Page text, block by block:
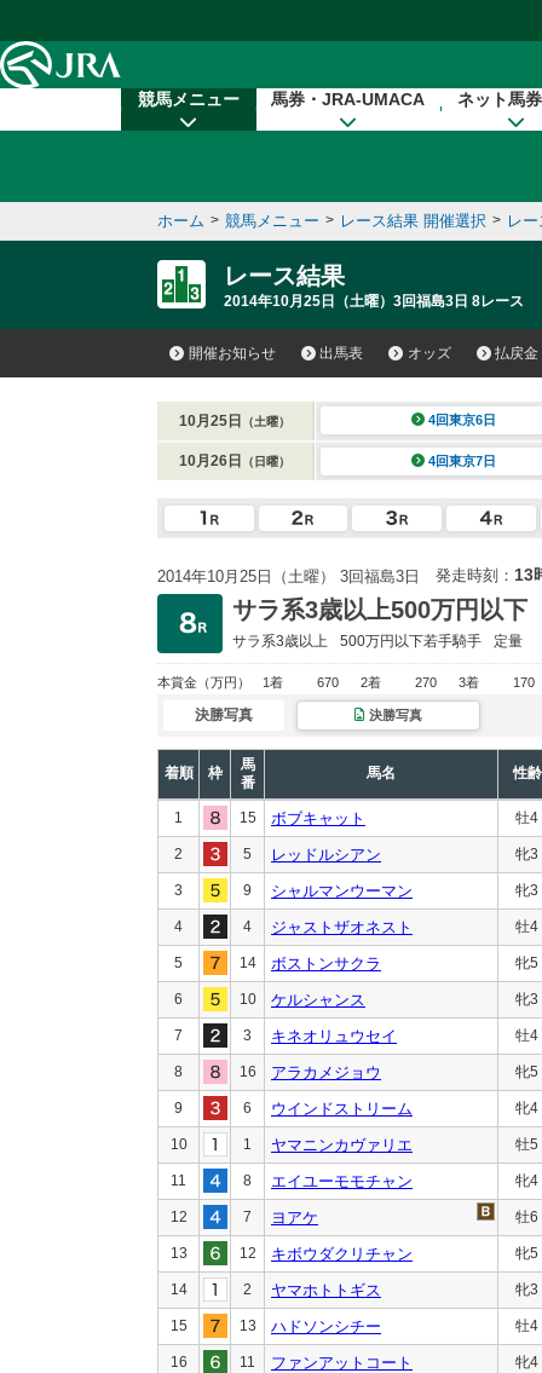
競馬メニュー 馬券・JRA-UMACA ネット馬
ホーム > 競馬メニュー > レース結果 開催選択 > レ
レース結果
2014年10月25日（土曜）3回福島3日 8レース
開催お知らせ 出馬表 オッズ 払戻金
10月25日 （土曜） 4回東京6日
10月26日 （日曜） 4回東京7日
2014年10月25日（土曜） 3回福島3日 発走時刻： 13
サラ系3歳以上500万円以下
サラ系3歳以上 500万円以下若手騎手 定量
本賞金 （万円） 1着 670 2着 270 3着 170
決勝写真 決勝写真
着順 枠
馬
番
馬名 性齢
1 15 ボブキャット 牡4
2 5 レッドルシアン 牝3
3 9 シャルマンウーマン 牝3
4 4 ジャストザオネスト 牡4
5 14 ボストンサクラ 牝5
6 10 ケルシャンス 牝3
7 3 キネオリュウセイ 牡4
8 16 アラカメジョウ 牝5
9 6 ウインドストリーム 牝4
10 1 ヤマニンカヴァリエ 牡5
11 8 エイユーモモチャン 牝4
12 7 ヨアケ 牡6
13 12 キボウダクリチャン 牝5
14 2 ヤマホトトギス 牝3
15 13 ハドソンシチー 牡4
16 11 ファンアットコート 牝4